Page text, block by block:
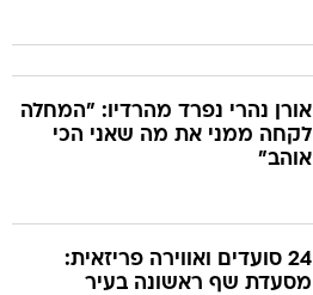
אורן נהרי נפרד מהרדיו: "המחלה
לקחה ממני את מה שאני הכי
אוהב"
24 סועדים ואווירה פריזאית:
מסעדת שף ראשונה בעיר